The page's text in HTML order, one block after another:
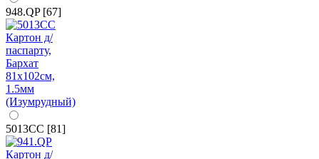
948.QP [67]
5013CC [81]